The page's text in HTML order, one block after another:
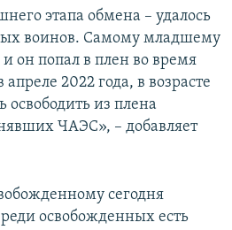
этапа обмена – удалось
воинов. Самому младшему
он попал в плен во время
2022 года, в возрасте
освободить из плена
ЧАЭС», – добавляет
сегодня
освобожденных есть